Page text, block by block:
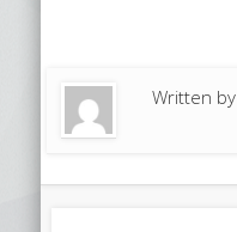
Written by